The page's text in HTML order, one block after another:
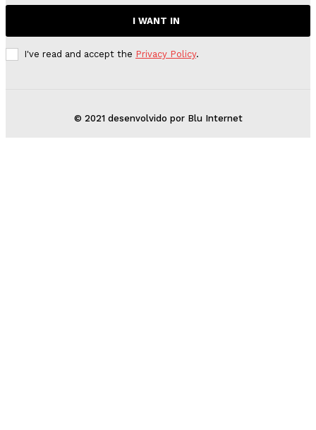
I WANT IN
I've read and accept the Privacy Policy.
© 2021 desenvolvido por Blu Internet